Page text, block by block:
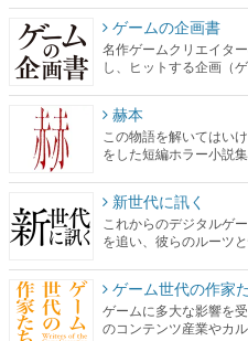
ゲームの企画書
名作ゲームクリエイタ
し、ヒットする企画（
赫本
この物語を解いてはい
をした短編ホラー小説集
新世代に訊く
これからのデジタルゲ
を追い、彼らのルーツ
ゲーム世代の作家
ゲームに多大な影響を
のコンテンツ産業やカ